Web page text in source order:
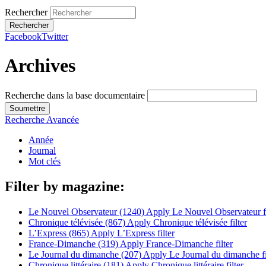
Rechercher
FacebookTwitter
Archives
Recherche dans la base documentaire
Recherche Avancée
Année
Journal
Mot clés
Filter by magazine:
Le Nouvel Observateur (1240) Apply Le Nouvel Observateur
Chronique télévisée (867) Apply Chronique télévisée filter
L’Express (865) Apply L’Express filter
France-Dimanche (319) Apply France-Dimanche filter
Le Journal du dimanche (207) Apply Le Journal du dimanche